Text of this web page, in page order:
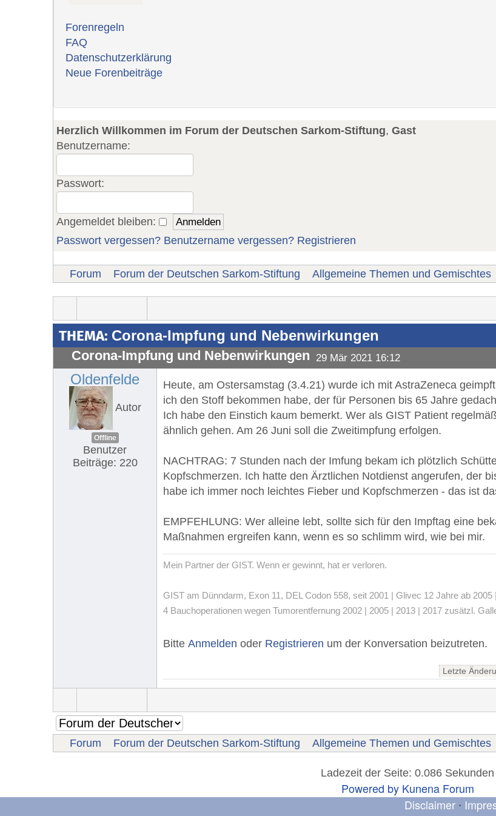
Forenregeln
FAQ
Datenschutzerklärung
Neue Forenbeiträge
Herzlich Willkommen im Forum der Deutschen Sarkom-Stiftung, Gast
Benutzername:
Passwort:
Angemeldet bleiben:
Passwort vergessen? Benutzername vergessen? Registrieren
Forum Forum der Deutschen Sarkom-Stiftung Allgemeine Themen und Gemischtes
THEMA: Corona-Impfung und Nebenwirkungen
Corona-Impfung und Nebenwirkungen 29 Mär 2021 16:12
Oldenfelde
Autor
Offline
Benutzer
Beiträge: 220
Heute, am Ostersamstag (3.4.21) wurde ich mit AstraZeneca
ich den Stoff bekommen habe, der für Personen bis 65 Jahre
Ich habe den Einstich kaum bemerkt. Wer als GIST Patient
ähnlich gehen. Am 26 Juni soll die Zweitimpfung erfolgen.
NACHTRAG: 7 Stunden nach der Imfung bekam ich plötzlich
Kopfschmerzen. Ich hatte den Ärztlichen Notdienst angerufen, der
habe ich immer noch leichtes Fieber und Kopfschmerzen - das ist
EMPFEHLUNG: Wer alleine lebt, sollte sich für den Impftag eine
Maßnahmen ergreifen kann, wenn es so schlimm wird, wie bei mir.
Mein Partner der GIST. Wenn er gewinnt, hat er verloren.
GIST am Dünndarm, Exon 11, DEL Codon 558, seit 2001 | Glivec 12 Jahre ab
4 Bauchoperationen wegen Tumorentfernung 2002 | 2005 | 2013 | 2017 zusätzl.
Bitte Anmelden oder Registrieren um der Konversation beizutreten.
Letzte
Forum Forum der Deutschen Sarkom-Stiftung Allgemeine Themen und Gemischtes
Ladezeit der Seite: 0.086 Sekunden
Powered by Kunena Forum
Disclaimer •